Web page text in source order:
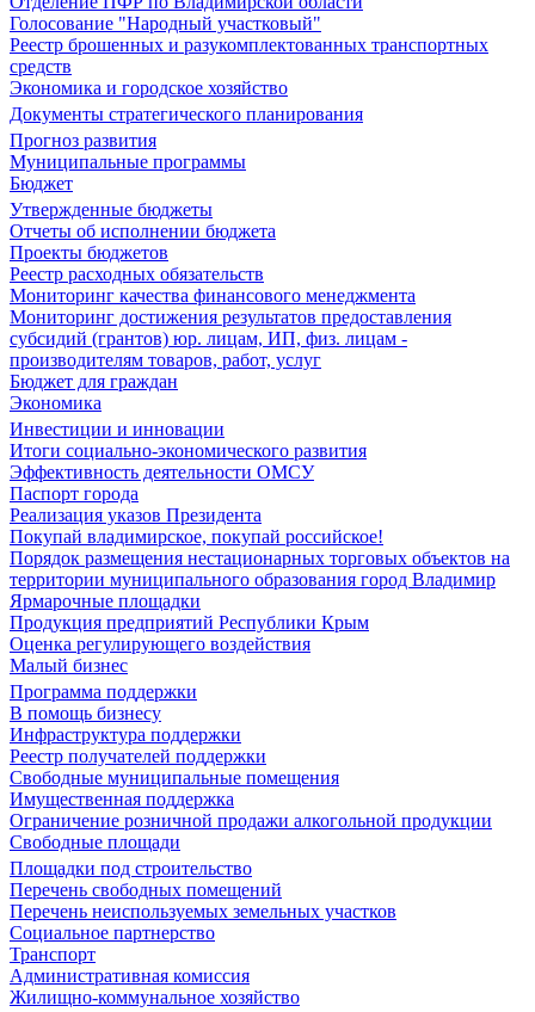
Голосование "Народный участковый"
Реестр брошенных и разукомплектованных транспортных
средств
Экономика и городское хозяйство
Документы стратегического планирования
Прогноз развития
Муниципальные программы
Бюджет
Утвержденные бюджеты
Отчеты об исполнении бюджета
Проекты бюджетов
Реестр расходных обязательств
Мониторинг качества финансового менеджмента
Мониторинг достижения результатов предоставления
субсидий (грантов) юр. лицам, ИП, физ. лицам -
производителям товаров, работ, услуг
Бюджет для граждан
Экономика
Инвестиции и инновации
Итоги социально-экономического развития
Эффективность деятельности ОМСУ
Паспорт города
Реализация указов Президента
Покупай владимирское, покупай российское!
Порядок размещения нестационарных торговых объектов на
территории муниципального образования город Владимир
Ярмарочные площадки
Продукция предприятий Республики Крым
Оценка регулирующего воздействия
Малый бизнес
Программа поддержки
В помощь бизнесу
Инфраструктура поддержки
Реестр получателей поддержки
Свободные муниципальные помещения
Имущественная поддержка
Ограничение розничной продажи алкогольной продукции
Свободные площади
Площадки под строительство
Перечень свободных помещений
Перечень неиспользуемых земельных участков
Социальное партнерство
Транспорт
Административная комиссия
Жилищно-коммунальное хозяйство